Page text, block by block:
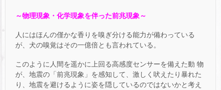
～物理現象・化学現象を伴った前兆現象～
人にはほんの僅かな香りを嗅ぎ分ける能力が備わっている
が、犬の嗅覚はその一億倍とも言われている。
このように人間を遥かに上回る高感度センサーを備えた動 物
が、地震の「前兆現象」を感知して、激しく吠えたり暴れた
り、地震を避けるように姿を隠しているのではないかと考え